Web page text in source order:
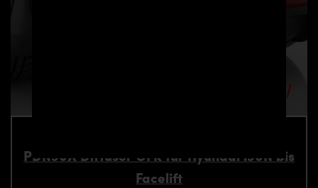
PDN30X Diffusor GFK für Hyundai i30N bis
Facelift